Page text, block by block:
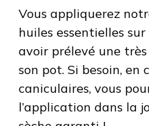
Vous appliquerez
huiles essentielles
avoir prélevé une
son pot. Si besoin, en
caniculaires, vous
l’application dans la